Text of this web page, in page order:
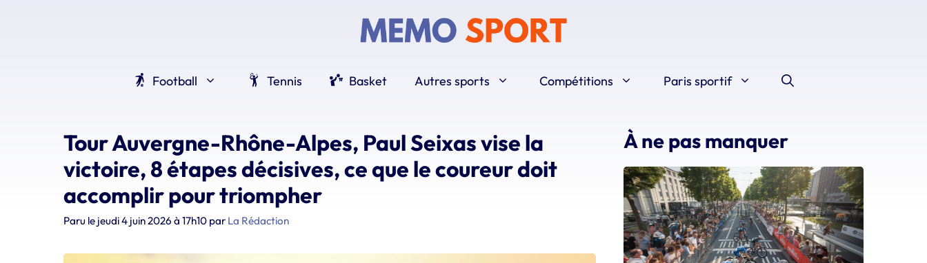
Football
Tennis Basket Autres sports Compétitions Paris sportif
Tour Auvergne-Rhône-Alpes, Paul Seixas vise la
victoire, 8 étapes décisives, ce que le coureur doit
accomplir pour triompher
Paru le jeudi 4 juin 2026 à 17h10 par La Rédaction
À ne pas manquer